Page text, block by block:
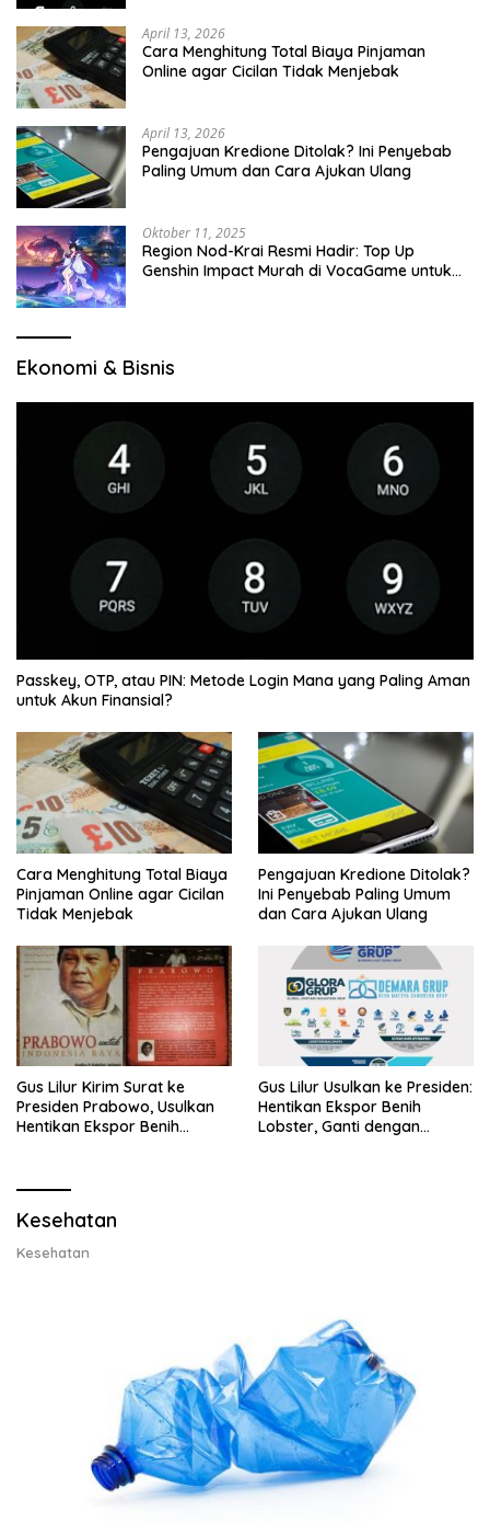
April 13, 2026
Cara Menghitung Total Biaya Pinjaman
Online agar Cicilan Tidak Menjebak
April 13, 2026
Pengajuan Kredione Ditolak? Ini Penyebab
Paling Umum dan Cara Ajukan Ulang
Oktober 11, 2025
Region Nod-Krai Resmi Hadir: Top Up
Genshin Impact Murah di VocaGame untuk
Ekonomi & Bisnis
Passkey, OTP, atau PIN: Metode Login Mana yang Paling Aman
untuk Akun Finansial?
Cara Menghitung Total Biaya
Pinjaman Online agar Cicilan
Tidak Menjebak
Pengajuan Kredione Ditolak?
Ini Penyebab Paling Umum
dan Cara Ajukan Ulang
Gus Lilur Kirim Surat ke
Presiden Prabowo, Usulkan
Hentikan Ekspor Benih
Gus Lilur Usulkan ke Presiden:
Hentikan Ekspor Benih
Lobster, Ganti dengan
Kesehatan
Kesehatan